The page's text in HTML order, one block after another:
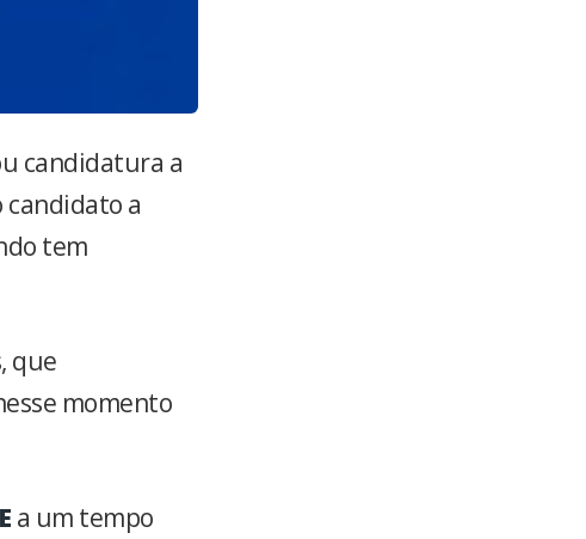
candidatura a
candidato a
tem
que
momento
a um tempo